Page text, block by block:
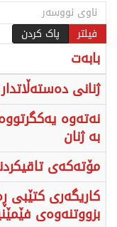
فیلتر پاک کردن
بابەت
ژنانی
نەتەوە
بە ژنان
مۆتەکەی
کاریگەری
بزووتنەوەی